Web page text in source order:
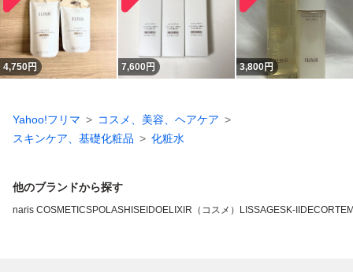
4,750円 7,600円 3,800円
Yahoo!フリマ
コスメ、美容、ヘアケア
スキンケア、基礎化粧品
化粧水
他のブランドから探す
naris COSMETICSPOLASHISEIDOELIXIR（コスメ） LISSAGESK-II DECORTE